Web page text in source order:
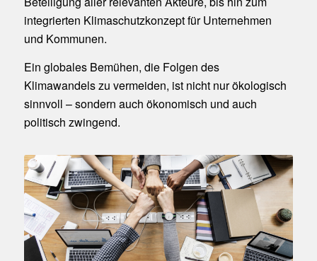
integrierten Klimaschutzkonzept für Unternehmen
und Kommunen.
Ein globales Bemühen, die Folgen des
Klimawandels zu vermeiden, ist nicht nur ökologisch
sinnvoll – sondern auch ökonomisch und auch
politisch zwingend.